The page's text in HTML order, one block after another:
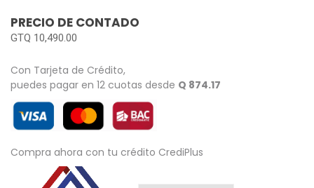
PRECIO DE CONTADO
GTQ 10,490.00
Con Tarjeta de Crédito,
puedes pagar en 12 cuotas desde Q 874.17
Compra ahora con tu crédito CrediPlus